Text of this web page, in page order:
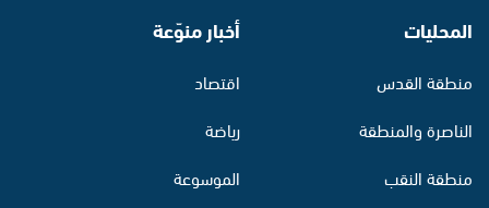
المحليات
منطقة القدس
الناصرة والمنطقة
منطقة النقب
أخبار منوّعة
اقتصاد
رياضة
الموسوعة